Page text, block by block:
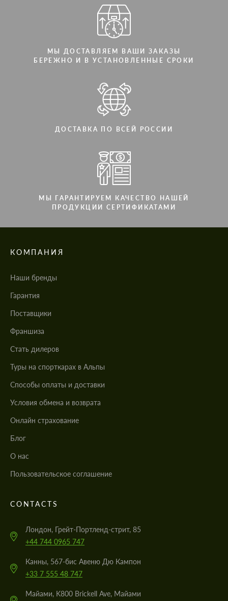
МЫ ДОСТАВЛЯЕМ ВАШИ ЗАКАЗЫ
БЕРЕЖНО И В УСТАНОВЛЕННЫЕ СРОКИ
ДОСТАВКА ПО ВСЕЙ РОССИИ
МЫ ГАРАНТИРУЕМ КАЧЕСТВО НАШЕЙ
ПРОДУКЦИИ СЕРТИФИКАТАМИ
КОМПАНИЯ
Наши бренды
Гарантия
Поставщики
Франшиза
Стать дилеров
Туры на спорткарах в Альпы
Cпособы оплаты и доставки
Условия обмена и возврата
Онлайн страхование
Блог
О нас
Пользовательское соглашение
CONTACTS
Лондон, Грейт-Портленд-стрит, 85
+44 744 0965 747
Канны, 567-бис Авеню Дю Кампон
+33 7 555 48 747
Майами, K800 Brickell Ave, Майами